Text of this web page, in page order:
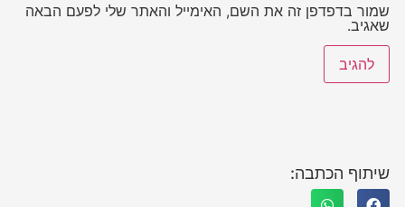
שמור בדפדפן זה את השם, האימייל והאתר שלי לפעם הבאה
שאגיב.
שיתוף הכתבה: